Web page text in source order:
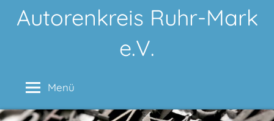
InhaltAutorenkreis Ruhr-Mark
e.V.
Menü